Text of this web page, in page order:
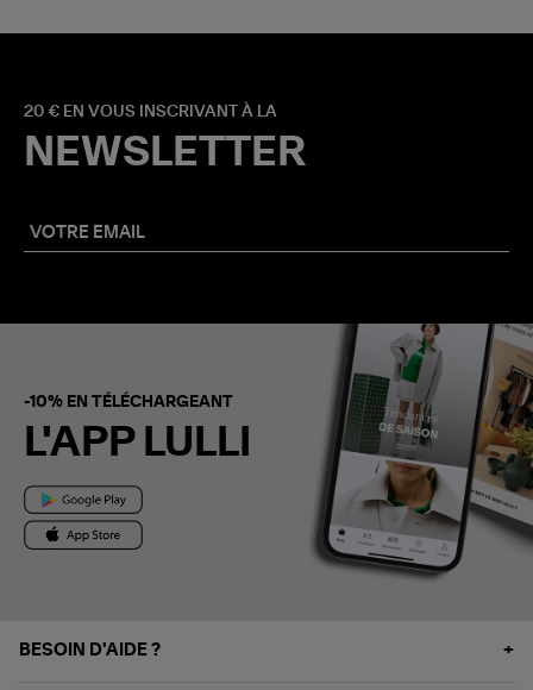
20 € EN VOUS INSCRIVANT À LA
NEWSLETTER
-10% EN TÉLÉCHARGEANT
L'APP LULLI
BESOIN D'AIDE ?